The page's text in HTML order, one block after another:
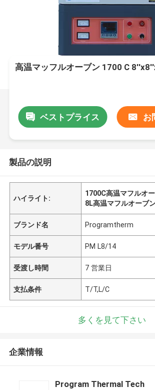
高温マッフルオーブン 1700 C
ベストプライス お
製品の説明
ハイライト:
1700C高温マフルオ
8L高温マフルオーブ
ブランド名 Programtherm
モデル番号 PM L8/14
受渡し時間 7 営業日
支払条件 T/T,L/C
多くを見て下さい
企業情報
Program Thermal Tech